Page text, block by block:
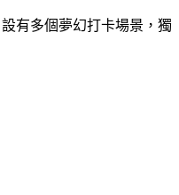
有多個夢幻打卡場景，獨